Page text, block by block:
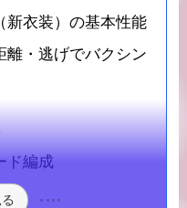
新衣装）の基本性能
離・逃げでバクシン
ド編成